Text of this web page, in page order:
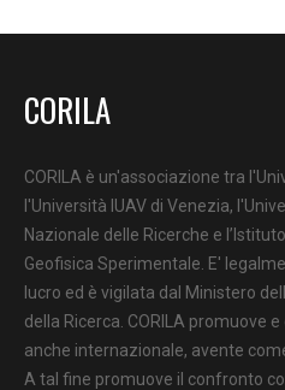
CORILA
CORILA è un'associazione tra
l'Università IUAV di Venezia,
Nazionale delle Ricerche e
Geofisica Sperimentale. E'
lucro ed è vigilata dal Ministero
della Ricerca. CORILA promuove
anche internazionale, avente
A tal fine promuove il confronto